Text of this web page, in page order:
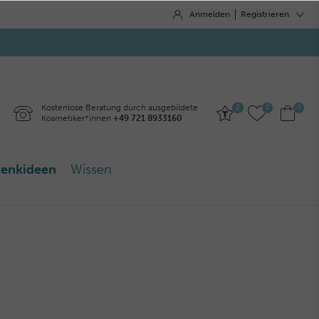
Anmelden Registrieren
Kostenlose Beratung durch ausgebildete
Kosmetiker*innen +49 721 8933160
0 0 0
Wissen